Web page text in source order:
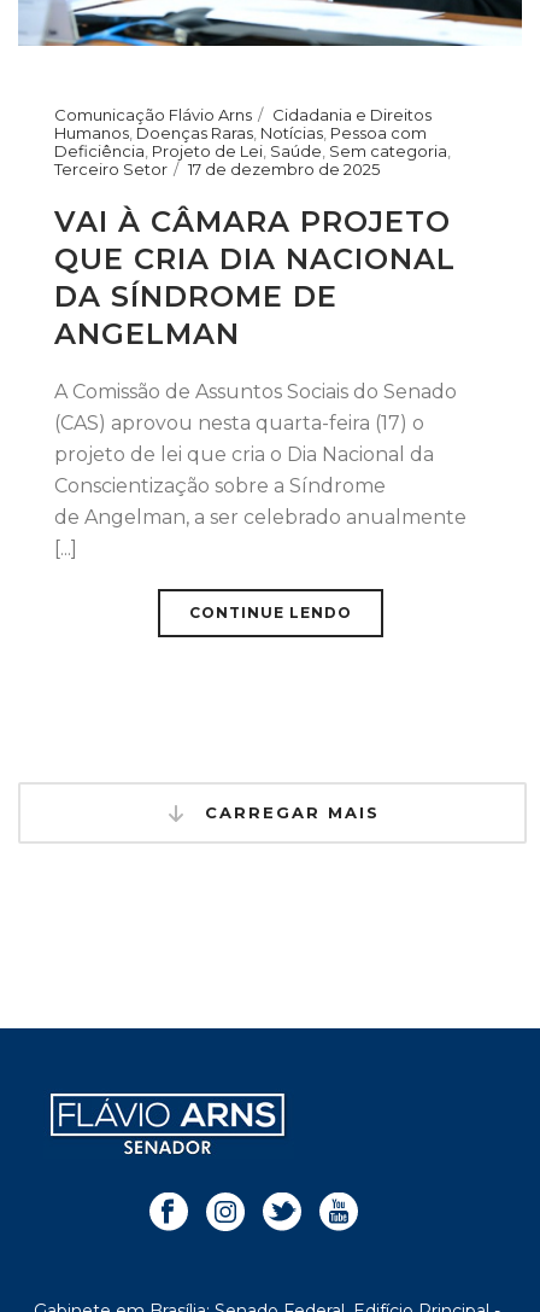
Comunicação Flávio Arns
Cidadania e Direitos
Humanos Doenças Raras Notícias Pessoa com
Deficiência Projeto de Lei Saúde Sem categoria
Terceiro Setor
17 de dezembro de 2025
VAI À CÂMARA PROJETO
QUE CRIA DIA NACIONAL
DA SÍNDROME DE
ANGELMAN
A Comissão de Assuntos Sociais do Senado
(CAS) aprovou nesta quarta-feira (17) o
projeto de lei que cria o Dia Nacional da
Conscientização sobre a Síndrome
de Angelman, a ser celebrado anualmente
[...]
CONTINUE LENDO
CARREGAR MAIS